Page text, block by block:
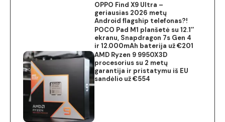
OPPO Find X9 Ultra –
geriausias 2026 metų
Android flagship telefonas?!
POCO Pad M1 planšetė su 12.1″
ekranu, Snapdragon 7s Gen 4
ir 12.000mAh baterija už €201
AMD Ryzen 9 9950X3D
procesorius su 2 metų
garantija ir pristatymu iš EU
sandėlio už €554